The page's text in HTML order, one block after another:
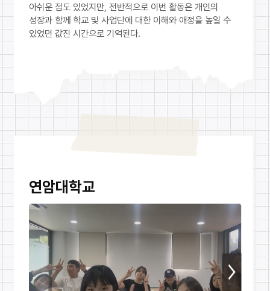
아쉬운 점도 있었지만, 전반적으로 이번 활동은 개인의
성장과 함께 학교 및 사업단에 대한 이해와 애정을 높일 수
있었던 값진 시간으로 기억된다.
연암대학교